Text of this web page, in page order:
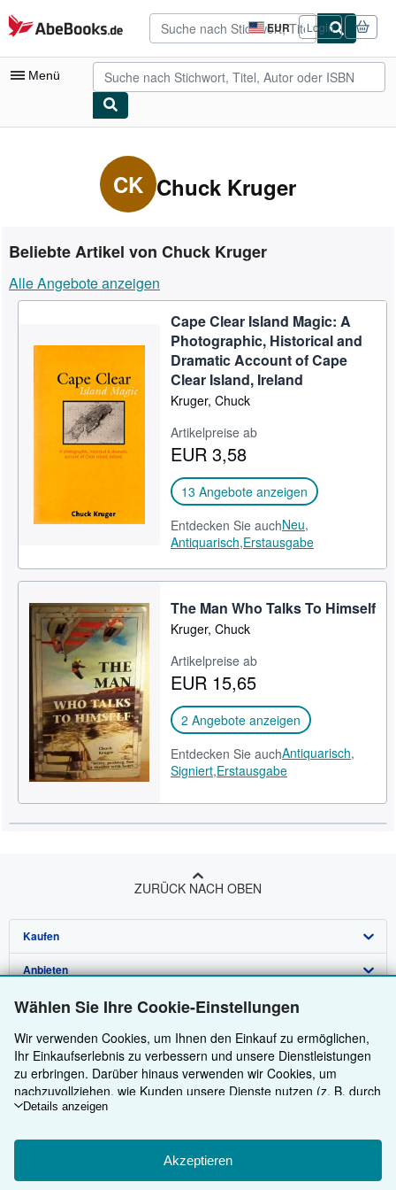
Wählen Sie Ihre Cookie-Einstellungen
Wir verwenden Cookies, um Ihnen den Einkauf zu ermöglichen,
Ihr Einkaufserlebnis zu verbessern und unsere Dienstleistungen
zu erbringen. Darüber hinaus verwenden wir Cookies, um
nachzuvollziehen, wie Kunden unsere Dienste nutzen (z. B. durch
die Erfassung von Website-Besuchen), sodass wir Optimierungen
Cookies von Drittanbietern ein, um in Anzeigen relevante Inhalte
darzustellen und die Effizienz von Anzeigen zu ermitteln. Wählen
Sie „Ablehnen" aus, um abzulehnen, oder „Personalisieren", um
Details anzeigen
Akzeptieren
Zum Hauptinhalt
AbeBooks.de EUR
Seite
der
Einkaufseinstellungen.
Login
Menü
Meine Bestellungen
Kunst & Sammlerstücke
CK Chuck Kruger
Beliebte Artikel von Chuck Kruger
Alle Angebote anzeigen
Cape Clear Island Magic: A
Photographic, Historical and
Dramatic Account of Cape
Clear Island, Ireland
Kruger, Chuck
Artikelpreise ab
EUR 3,58
13 Angebote anzeigen
Entdecken Sie auchNeu,
Antiquarisch,Erstausgabe
The Man Who Talks To Himself
Kruger, Chuck
Artikelpreise ab
EUR 15,65
2 Angebote anzeigen
Entdecken Sie auchAntiquarisch,
Signiert,Erstausgabe
ZURÜCK NACH OBEN
Kaufen
Detailsuche
Sammlungen
Nutzerkonto
Meine Bestellungen
Warenkorb
Anbieten
Verkäufer werden
Partnerprogramm
Empfehlen Sie einen Verkäufer
Über uns
Über uns / Impressum
Presse
Karriere
Datenschutzerklärung
Hilfe
Hilfebereich
Kundenservice
Weitere AbeBooks Unternehmen
AbeBooks.com
AbeBooks.co.uk
AbeBooks folgen